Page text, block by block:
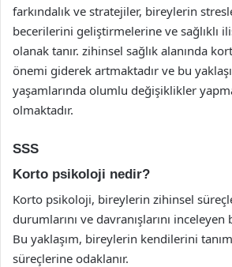
farkındalık ve stratejiler, bireylerin
becerilerini geliştirmelerine ve sağlıklı
olanak tanır. zihinsel sağlık alanında
önemi giderek artmaktadır ve bu
yaşamlarında olumlu değişiklikler
olmaktadır.
SSS
Korto psikoloji nedir?
Korto psikoloji, bireylerin zihinsel
durumlarını ve davranışlarını inceleyen
Bu yaklaşım, bireylerin kendilerini
süreçlerine odaklanır.